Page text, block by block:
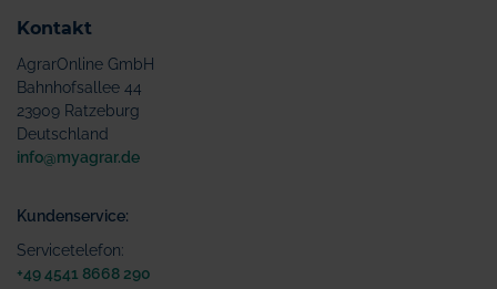
Kontakt
AgrarOnline GmbH
Bahnhofsallee 44
23909 Ratzeburg
Deutschland
info@myagrar.de
Kundenservice:
Servicetelefon:
+49 4541 8668 290